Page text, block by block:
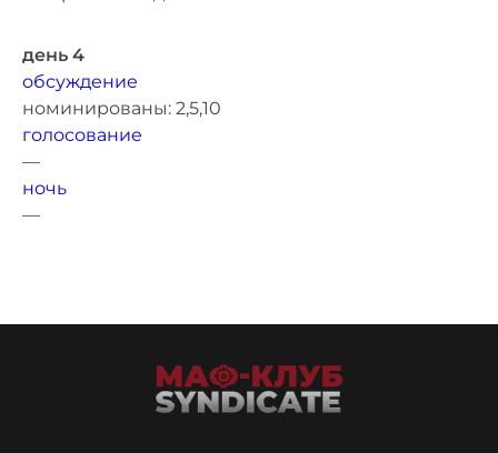
день 4
обсуждение
номинированы: 2,5,10
голосование
—
ночь
—